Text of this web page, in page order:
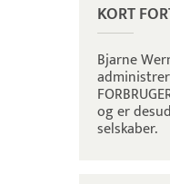
KORT
Bjarne
og er
selskaber.